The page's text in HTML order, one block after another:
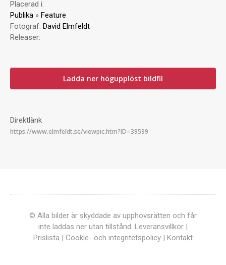
Placerad i:
Publika » Feature
Fotograf: David Elmfeldt
Releaser:
Ladda ner högupplöst bildfil
Direktlänk
© Alla bilder är skyddade av upphovsrätten och får
inte laddas ner utan tillstånd. Leveransvillkor |
Prislista | Cookle- och integritetspolicy | Kontakt